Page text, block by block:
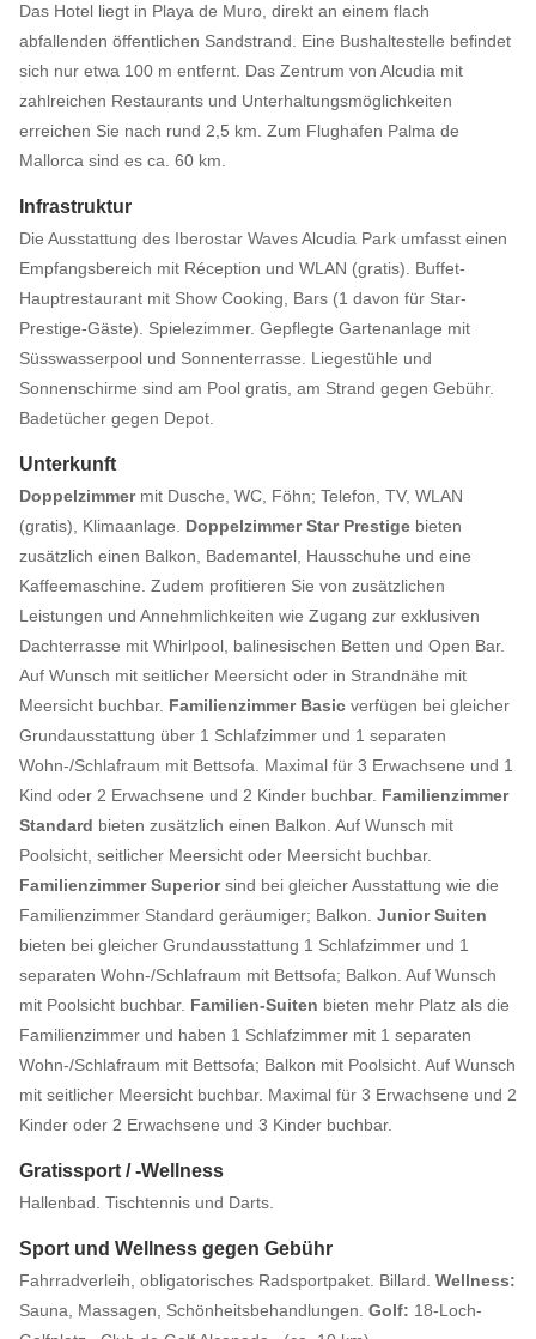
Das Hotel liegt in Playa de Muro, direkt an einem flach
abfallenden öffentlichen Sandstrand. Eine Bushaltestelle befindet
sich nur etwa 100 m entfernt. Das Zentrum von Alcudia mit
zahlreichen Restaurants und Unterhaltungsmöglichkeiten
erreichen Sie nach rund 2,5 km. Zum Flughafen Palma de
Mallorca sind es ca. 60 km.
Infrastruktur
Die Ausstattung des Iberostar Waves Alcudia Park umfasst einen
Empfangsbereich mit Réception und WLAN (gratis). Buffet-
Hauptrestaurant mit Show Cooking, Bars (1 davon für Star-
Prestige-Gäste). Spielezimmer. Gepflegte Gartenanlage mit
Süsswasserpool und Sonnenterrasse. Liegestühle und
Sonnenschirme sind am Pool gratis, am Strand gegen Gebühr.
Badetücher gegen Depot.
Unterkunft
Doppelzimmer mit Dusche, WC, Föhn; Telefon, TV, WLAN
(gratis), Klimaanlage. Doppelzimmer Star Prestige bieten
zusätzlich einen Balkon, Bademantel, Hausschuhe und eine
Kaffeemaschine. Zudem profitieren Sie von zusätzlichen
Leistungen und Annehmlichkeiten wie Zugang zur exklusiven
Dachterrasse mit Whirlpool, balinesischen Betten und Open Bar.
Auf Wunsch mit seitlicher Meersicht oder in Strandnähe mit
Meersicht buchbar. Familienzimmer Basic verfügen bei gleicher
Grundausstattung über 1 Schlafzimmer und 1 separaten
Wohn-/Schlafraum mit Bettsofa. Maximal für 3 Erwachsene und 1
Kind oder 2 Erwachsene und 2 Kinder buchbar. Familienzimmer
Standard bieten zusätzlich einen Balkon. Auf Wunsch mit
Poolsicht, seitlicher Meersicht oder Meersicht buchbar.
Familienzimmer Superiorsind bei gleicher Ausstattung wie die
Familienzimmer Standard geräumiger; Balkon. Junior Suiten
bieten bei gleicher Grundausstattung 1 Schlafzimmer und 1
separaten Wohn-/Schlafraum mit Bettsofa; Balkon. Auf Wunsch
mit Poolsicht buchbar. Familien-Suiten bieten mehr Platz als die
Familienzimmer und haben 1 Schlafzimmer mit 1 separaten
Wohn-/Schlafraum mit Bettsofa; Balkon mit Poolsicht. Auf Wunsch
mit seitlicher Meersicht buchbar. Maximal für 3 Erwachsene und 2
Kinder oder 2 Erwachsene und 3 Kinder buchbar.
Gratissport / -Wellness
Hallenbad. Tischtennis und Darts.
Sport und Wellness gegen Gebühr
Fahrradverleih, obligatorisches Radsportpaket. Billard. Wellness:
Sauna, Massagen, Schönheitsbehandlungen. Golf: 18-Loch-